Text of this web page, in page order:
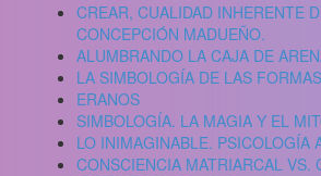
CREAR, CUALIDAD INHERENTE
CONCEPCIÓN MADUEÑO.
ALUMBRANDO LA CAJA DE
LA SIMBOLOGÍA DE LAS
ERANOS
SIMBOLOGÍA. LA MAGIA Y EL
LO INIMAGINABLE. PSICOLOGÍA
CONSCIENCIA MATRIARCAL VS.